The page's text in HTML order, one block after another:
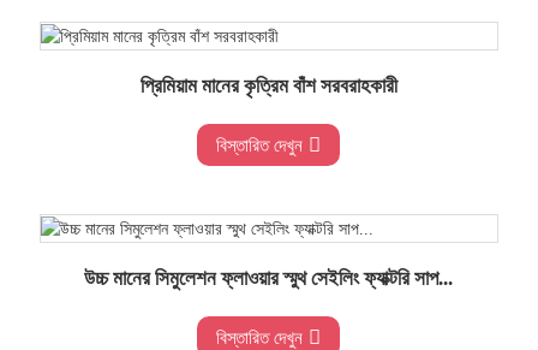
প্রিমিয়াম মানের কৃত্রিম বাঁশ সরবরাহকারী
বিস্তারিত দেখুন
উচ্চ মানের সিমুলেশন ফ্লাওয়ার স্মুথ সেইলিং ফ্যাক্টরি সাপ...
বিস্তারিত দেখুন